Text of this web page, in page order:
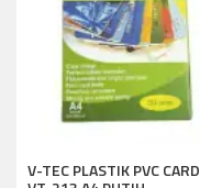
V-TEC PLASTIK PVC CARD